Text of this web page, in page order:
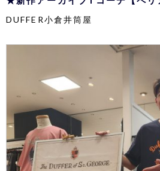
DUFFER小倉井筒屋